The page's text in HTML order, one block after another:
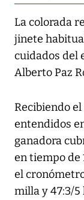
La colorada
jinete
cuidados del
Alberto Paz
Recibiendo
entendidos
ganadora
en tiempo de
el
milla y 47:3/